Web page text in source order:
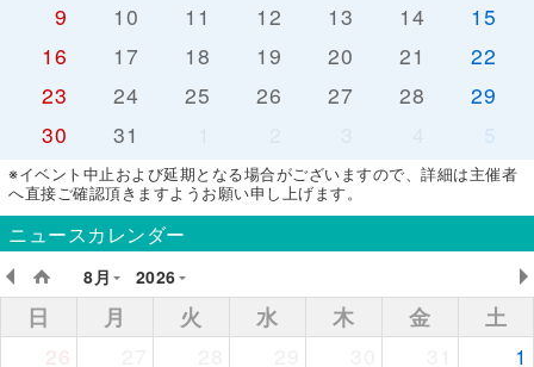
9
10 11 12 13 14
15
16
17 18 19 20 21
22
23
24 25 26 27 28
29
30
31 5
※イベント中止および延期となる場合がございますので、詳細は主催者
へ直接ご確認頂きますようお願い申し上げます。
ニュースカレンダー
8月
2026
日 月 火 水 木 金
土
26
1